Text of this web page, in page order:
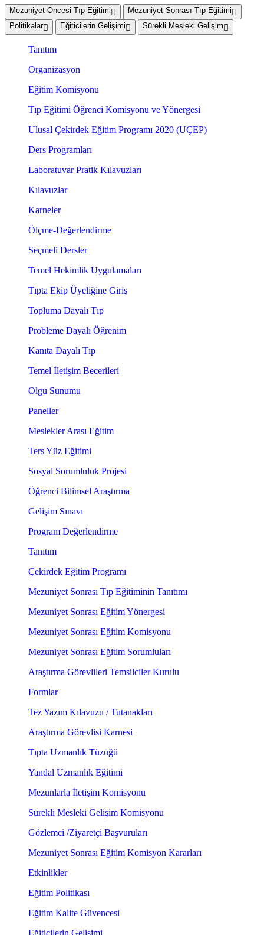
Mezuniyet Öncesi Tıp Eğitimi
Mezuniyet Sonrası Tıp Eğitimi
Politikalar
Eğiticilerin Gelişimi Sürekli Mesleki Gelişim
Tanıtım
Organizasyon
Eğitim Komisyonu
Tıp Eğitimi Öğrenci Komisyonu ve Yönergesi
Ulusal Çekirdek Eğitim Programı 2020 (UÇEP)
Ders Programları
Laboratuvar Pratik Kılavuzları
Kılavuzlar
Karneler
Ölçme-Değerlendirme
Seçmeli Dersler
Temel Hekimlik Uygulamaları
Tıpta Ekip Üyeliğine Giriş
Topluma Dayalı Tıp
Probleme Dayalı Öğrenim
Kanıta Dayalı Tıp
Temel İletişim Becerileri
Olgu Sunumu
Paneller
Meslekler Arası Eğitim
Ters Yüz Eğitimi
Sosyal Sorumluluk Projesi
Öğrenci Bilimsel Araştırma
Gelişim Sınavı
Program Değerlendirme
Tanıtım
Çekirdek Eğitim Programı
Mezuniyet Sonrası Tıp Eğitiminin Tanıtımı
Mezuniyet Sonrası Eğitim Yönergesi
Mezuniyet Sonrası Eğitim Komisyonu
Mezuniyet Sonrası Eğitim Sorumluları
Araştırma Görevlileri Temsilciler Kurulu
Formlar
Tez Yazım Kılavuzu / Tutanakları
Araştırma Görevlisi Karnesi
Tıpta Uzmanlık Tüzüğü
Yandal Uzmanlık Eğitimi
Mezunlarla İletişim Komisyonu
Sürekli Mesleki Gelişim Komisyonu
Gözlemci /Ziyaretçi Başvuruları
Mezuniyet Sonrası Eğitim Komisyon Kararları
Etkinlikler
Eğitim Politikası
Eğitim Kalite Güvencesi